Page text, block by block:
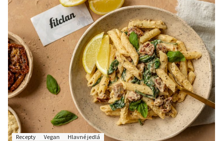
Recepty Vegan Hlavné jedlá